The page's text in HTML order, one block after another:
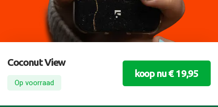
Coconut View
Op voorraad
koop nu € 19,95